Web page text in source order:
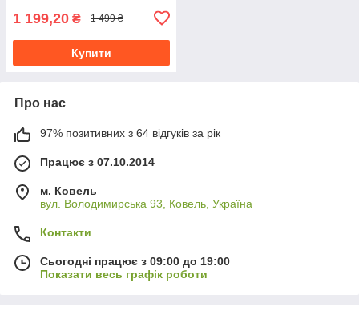
1 199,20 ₴ 1 499 ₴
Купити
Про нас
97% позитивних з 64 відгуків за рік
Працює з 07.10.2014
м. Ковель
вул. Володимирська 93, Ковель, Україна
Контакти
Сьогодні працює з 09:00 до 19:00
Показати весь графік роботи